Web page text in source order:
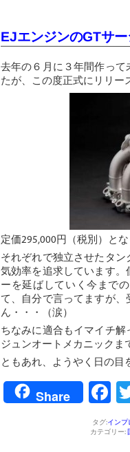
EJエンジンのGTサ
去年の６月に３年間作っ
たが、この度正式にリリー
定価295,000円（税別）と
それぞれで独立させたタ
気効率を追求しています
ーを延ばしていく今まで
て、自分で言ってますが
ん・・・（涙）
ちなみに適合もイマイチ
ジュンオートメカニックま
ともあれ、ようやく日の目
Share
タグ:インプ
カテゴリー: